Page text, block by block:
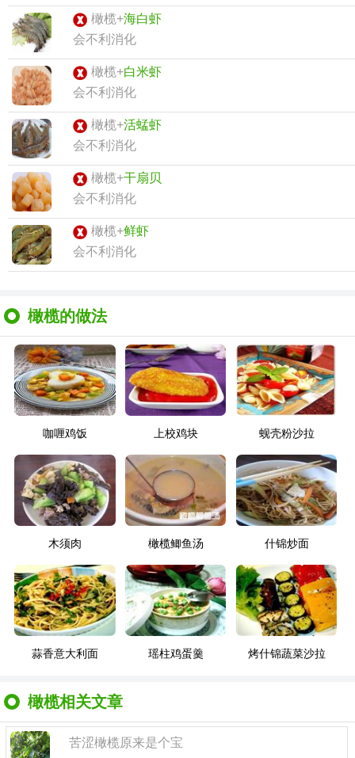
橄榄+海白虾
会不利消化
橄榄+白米虾
会不利消化
橄榄+活蜢虾
会不利消化
橄榄+干扇贝
会不利消化
橄榄+鲜虾
会不利消化
橄榄的做法
咖喱鸡饭 上校鸡块 蚬壳粉沙拉
木须肉 橄榄鲫鱼汤 什锦炒面
蒜香意大利面 瑶柱鸡蛋羹 烤什锦蔬菜沙拉
橄榄相关文章
苦涩橄榄原来是个宝